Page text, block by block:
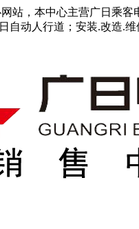
站，本中心主营广日乘
自动人行道；安装.改造.